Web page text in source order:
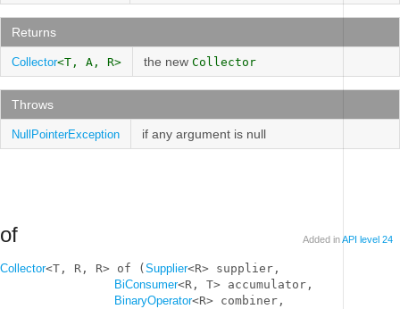
Returns
Collector<T, A, R> the new Collector
Throws
NullPointerException if any argument is null
of Added inAPI level 24
Collector<T, R, R> of ( Supplier<R> supplier,
BiConsumer<R, T> accumulator,
BinaryOperator<R> combiner,